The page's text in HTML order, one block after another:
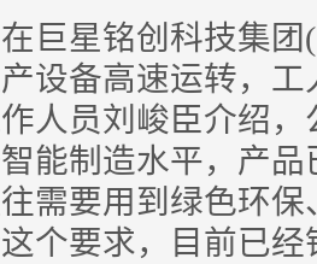
星铭创科技集团(
设备高速运转，
人员刘峻臣介绍
能制造水平，产
需要用到绿色环
个要求，目前已